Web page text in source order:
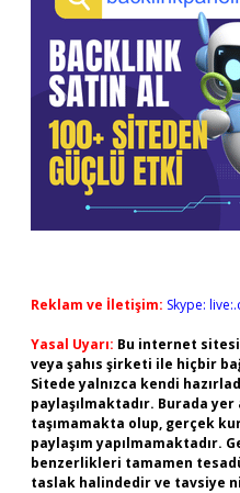
Reklam ve İletişim: Skype:
Yasal Uyarı: Bu internet
veya şahıs şirketi ile hiçbir
Sitede yalnızca kendi
paylaşılmaktadır. Burada
taşımamakta olup, gerçek
paylaşım yapılmamaktadır.
benzerlikleri tamamen
taslak halindedir ve tavsiye